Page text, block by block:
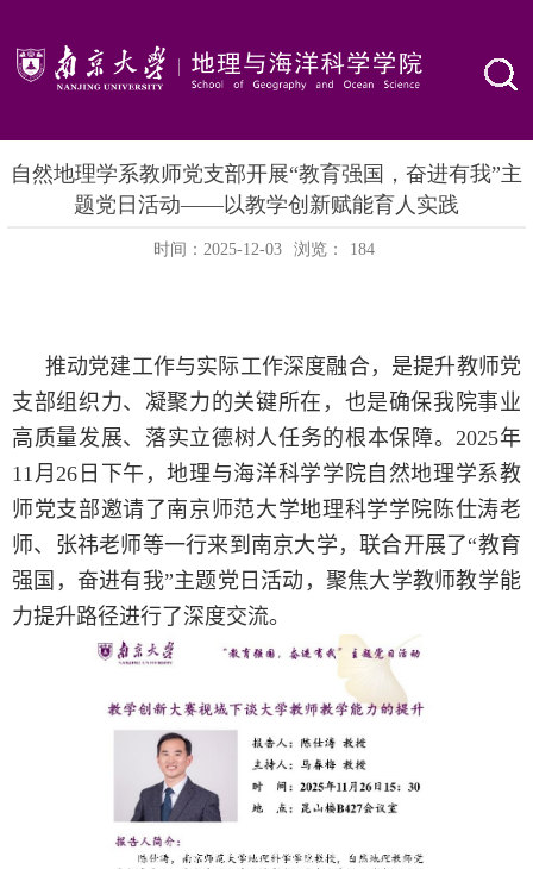
自然地理学系教师党支部开展“教育强国，奋进有我”主
题党日活动——以教学创新赋能育人实践
时间：2025-12-03 浏览： 184
推动党建工作与实际工作深度融合，是提升教师党
支部组织力、凝聚力的关键所在，也是确保我院事业
高质量发展、落实立德树人任务的根本保障。2025年
11月26 日下午，地理与海洋科学学院自然地理学系教
师党支部邀请了南京师范大学地理科学学院陈仕涛老
师、张祎老师等一行来到南京大学，联合开展了“教育
强国，奋进有我”主题党日活动，聚焦大学教师教学能
力提升路径进行了深度交流。